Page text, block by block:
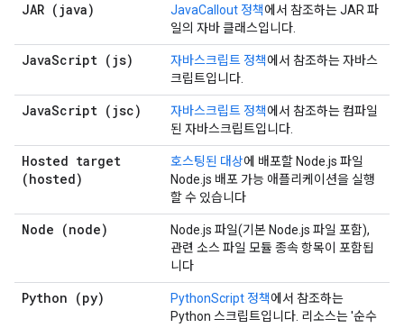
JAR (java) JavaCallout 정책에서 참조하는 JAR 파
일의 자바 클래스입니다.
JavaScript (js) 자바스크립트 정책에서 참조하는 자바스
크립트입니다.
JavaScript (jsc) 자바스크립트 정책에서 참조하는 컴파일
된 자바스크립트입니다.
Hosted target
(hosted)
호스팅된 대상에 배포할 Node.js 파일
Node.js 배포 가능 애플리케이션을 실행
할 수 있습니다
Node (node)
Node.js 파일(기본 Node.js 파일 포함),
관련 소스 파일 모듈 종속 항목이 포함됩
니다
Python (py) PythonScript 정책에서 참조하는
Python 스크립트입니다. 리소스는 '순수